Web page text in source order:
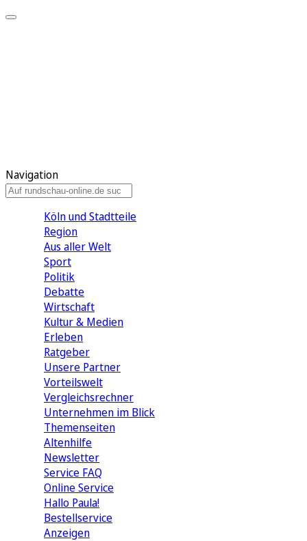
Navigation
Köln und Stadtteile
Region
Aus aller Welt
Sport
Politik
Debatte
Wirtschaft
Kultur & Medien
Erleben
Ratgeber
Unsere Partner
Vorteilswelt
Vergleichsrechner
Unternehmen im Blick
Themenseiten
Altenhilfe
Newsletter
Service FAQ
Online Service
Hallo Paula!
Bestellservice
Anzeigen